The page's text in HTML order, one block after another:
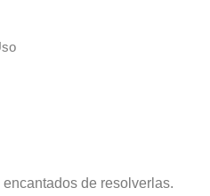
de resolverlas.